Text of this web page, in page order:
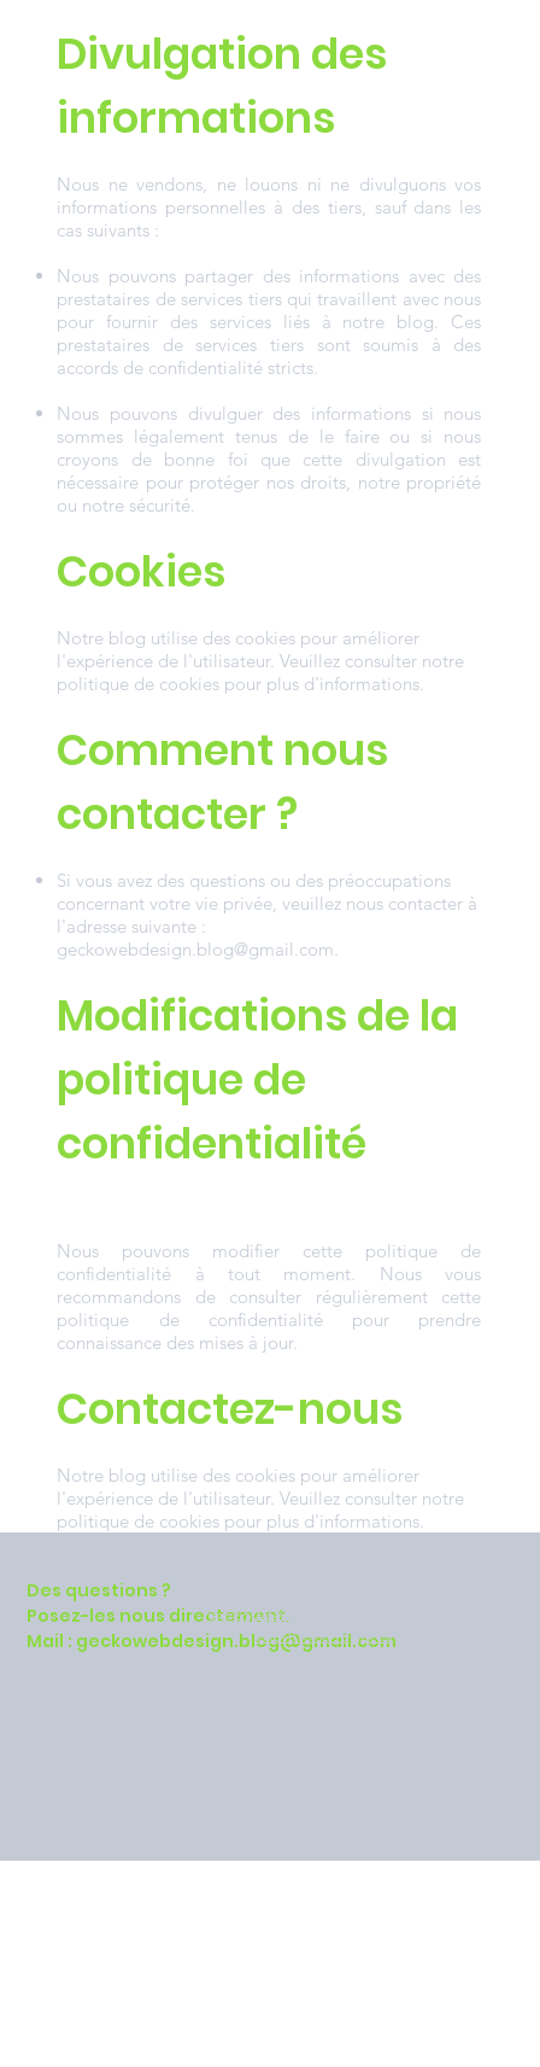
Divulgation des
informations
Nous ne vendons, ne louons ni ne divulguons vos
informations personnelles à des tiers, sauf dans les
cas suivants :
Nous pouvons partager des informations avec des
prestataires de services tiers qui travaillent avec nous
pour fournir des services liés à notre blog. Ces
prestataires de services tiers sont soumis à des
accords de confidentialité stricts.
Nous pouvons divulguer des informations si nous
sommes légalement tenus de le faire ou si nous
croyons de bonne foi que cette divulgation est
nécessaire pour protéger nos droits, notre propriété
ou notre sécurité.
Cookies
Notre blog utilise des cookies pour améliorer
l'expérience de l'utilisateur. Veuillez consulter notre
politique de cookies pour plus d'informations.
Comment nous
contacter ?
Si vous avez des questions ou des préoccupations
concernant votre vie privée, veuillez nous contacter à
l'adresse suivante :
geckowebdesign.blog@gmail.com.
Modifications de la
politique de
confidentialité
Nous pouvons modifier cette politique de
confidentialité à tout moment. Nous vous
recommandons de consulter régulièrement cette
politique de confidentialité pour prendre
connaissance des mises à jour.
Contactez-nous
Notre blog utilise des cookies pour améliorer
l'expérience de l'utilisateur. Veuillez consulter notre
politique de cookies pour plus d'informations.
Des questions ?
Posez-les nous directement.
Mail : geckowebdesign.blog@gmail.com
Politique de cookies
Mentions légales
Contact
geckowebdesign.blog@gmail.com